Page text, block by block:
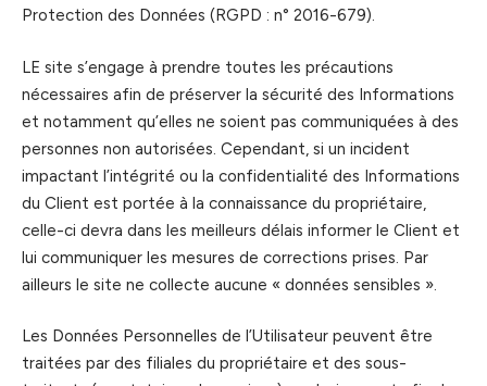
Protection des Données (RGPD : n° 2016-679).
LE site s’engage à prendre toutes les précautions
nécessaires afin de préserver la sécurité des Informations
et notamment qu’elles ne soient pas communiquées à des
personnes non autorisées. Cependant, si un incident
impactant l’intégrité ou la confidentialité des Informations
du Client est portée à la connaissance du propriétaire,
celle-ci devra dans les meilleurs délais informer le Client et
lui communiquer les mesures de corrections prises. Par
ailleurs le site ne collecte aucune « données sensibles ».
Les Données Personnelles de l’Utilisateur peuvent être
traitées par des filiales du propriétaire et des sous-